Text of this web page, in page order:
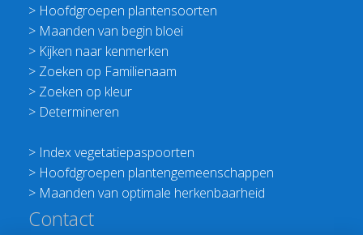
> Hoofdgroepen plantensoorten
> Maanden van begin bloei
> Kijken naar kenmerken
> Zoeken op Familienaam
> Zoeken op kleur
> Determineren
> Index vegetatiepaspoorten
> Hoofdgroepen plantengemeenschappen
> Maanden van optimale herkenbaarheid
Contact